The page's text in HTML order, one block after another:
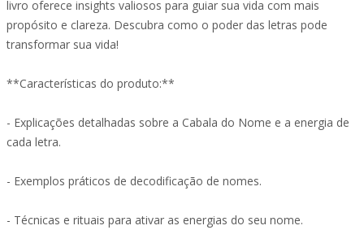
livro oferece insights valiosos para guiar sua vida com mais
propósito e clareza. Descubra como o poder das letras pode
transformar sua vida!
**Características do produto:**
- Explicações detalhadas sobre a Cabala do Nome e a energia de
cada letra.
- Exemplos práticos de decodificação de nomes.
- Técnicas e rituais para ativar as energias do seu nome.